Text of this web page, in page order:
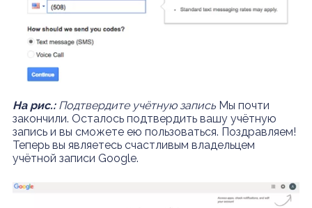
На рис.:Подтвердите учётную записьМы почти
закончили. Осталось подтвердить вашу учётную
запись и вы сможете ею пользоваться. Поздравляем!
Теперь вы являетесь счастливым владельцем
учётной записи Google.